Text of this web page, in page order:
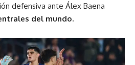
defensiva ante Álex Baena
del mundo.